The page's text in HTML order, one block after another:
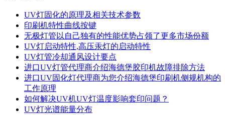
UV灯固化的原理及相关技术参数
印刷机特性曲线按键
无极灯管以自己独有的性能优势占领了更多市场份额
UV灯启动特性,高压汞灯的启动特性
UV灯管冷却通风设计要点
进口UV灯管代理商介绍海德堡胶印机故障排除方法
进口UV固化灯代理商为您介绍海德堡印刷机侧规机构的
工作原理
如何解决UV机UV灯温度影响套印问题？
UV灯光谱能量分布